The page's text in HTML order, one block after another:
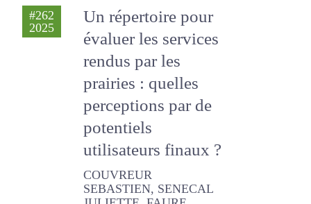
#262
Un répertoire pour
évaluer les services
rendus par les
prairies : quelles
perceptions par de
potentiels
utilisateurs finaux
?